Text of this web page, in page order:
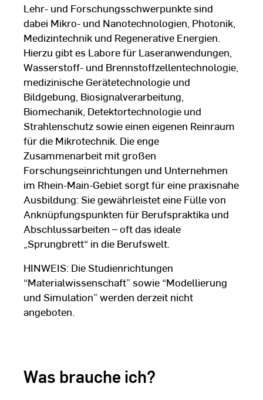
Lehr- und Forschungsschwerpunkte sind
dabei Mikro- und Nanotechnologien, Photonik,
Medizintechnik und Regenerative Energien.
Hierzu gibt es Labore für Laseranwendungen,
Wasserstoff- und Brennstoffzellentechnologie,
medizinische Gerätetechnologie und
Bildgebung, Biosignalverarbeitung,
Biomechanik, Detektortechnologie und
Strahlenschutz sowie einen eigenen Reinraum
für die Mikrotechnik. Die enge
Zusammenarbeit mit großen
Forschungseinrichtungen und Unternehmen
im Rhein-Main-Gebiet sorgt für eine praxisnahe
Ausbildung: Sie gewährleistet eine Fülle von
Anknüpfungspunkten für Berufspraktika und
Abschlussarbeiten – oft das ideale
„Sprungbrett“ in die Berufswelt.
HINWEIS: Die Studienrichtungen
“Materialwissenschaft” sowie “Modellierung
und Simulation” werden derzeit nicht
angeboten.
Was brauche ich?